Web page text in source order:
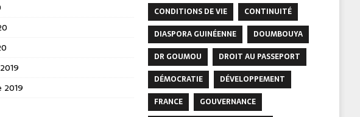
2019
CONDITIONS DE VIE
CONTINUITÉ
DIASPORA GUINÉENNE
DOUMBOUYA
DR GOUMOU
DROIT AU PASSEPORT
DÉMOCRATIE
DÉVELOPPEMENT
FRANCE
GOUVERNANCE